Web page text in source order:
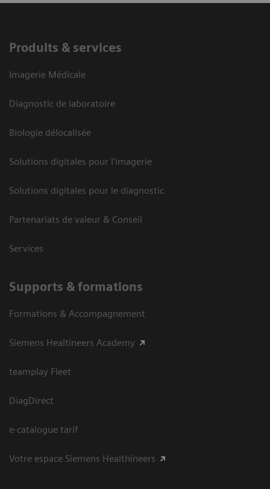
Produits & services
Imagerie Médicale
Diagnostic de laboratoire
Biologie délocalisée
Solutions digitales pour l'imagerie
Solutions digitales pour le diagnostic
Partenariats de valeur & Conseil
Services
Supports & formations
Formations & Accompagnement
Siemens Healtineers Academy
teamplay Fleet
DiagDirect
e-catalogue tarif
Votre espace Siemens Healthineers